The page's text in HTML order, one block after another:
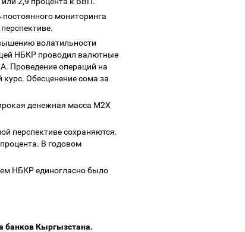
мониторинга
волатильности
НБКР проводил валютные
Проведение операций на
Обесценение сома за
денежная масса М2Х
перспективе сохраняются.
В годовом
НБКР единогласно было
банков Кыргызстана.